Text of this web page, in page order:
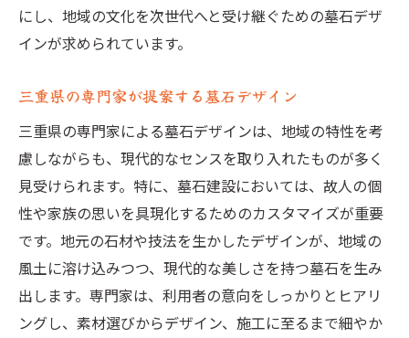
持続可能な素材の選択とその意義
エコフレンドリーな墓石建設の取り組み
長期的に考えた墓石デザインの提案
資源を大切にする設計の実践
未来を見据えた持続可能なデザイン
三重県で選ぶ心温まる墓石建設の選択肢
心温まるデザインの選び方
家族の希望を反映したデザイン提案
感謝の気持ちを込めたデザイン
地域の風景に溶け込むデザインの例
にし、地域の文化を次世代へと受け継ぐための墓石デザ
インが求められています。
三重県の専門家が提案する墓石デザイン
三重県の専門家による墓石デザインは、地域の特性を考
慮しながらも、現代的なセンスを取り入れたものが多く
見受けられます。特に、墓石建設においては、故人の個
性や家族の思いを具現化するためのカスタマイズが重要
です。地元の石材や技法を生かしたデザインが、地域の
風土に溶け込みつつ、現代的な美しさを持つ墓石を生み
出します。専門家は、利用者の意向をしっかりとヒアリ
ングし、素材選びからデザイン、施工に至るまで細やか